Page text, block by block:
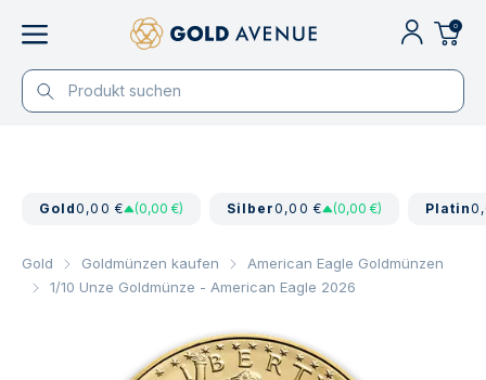
0
Gold0,00 € (0,00 €) Silber0,00 € (0,00 €) Platin
Gold Goldmünzen kaufen
American Eagle Goldmünzen
1/10 Unze Goldmünze - American Eagle 2026